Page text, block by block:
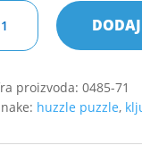
proizvoda: 0485-71
huzzle puzzle,